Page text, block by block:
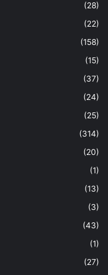
(28)
(22)
(158)
(15)
(37)
(24)
(25)
(314)
(20)
(1)
(13)
(3)
(43)
(1)
(27)